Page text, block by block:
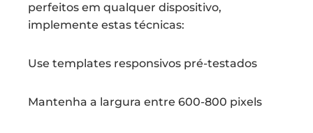
perfeitos em qualquer dispositivo,
implemente estas técnicas:
Use templates responsivos pré-testados
Mantenha a largura entre 600-800 pixels